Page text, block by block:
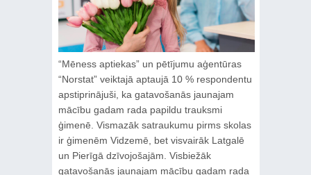
“Mēness aptiekas” un pētījumu aģentūras
“Norstat” veiktajā aptaujā 10 % respondentu
apstiprinājuši, ka gatavošanās jaunajam
mācību gadam rada papildu trauksmi
ģimenē. Vismazāk satraukumu pirms skolas
ir ģimenēm Vidzemē, bet visvairāk Latgalē
un Pierīgā dzīvojošajām. Visbiežāk
gatavošanās jaunajam mācību gadam rada